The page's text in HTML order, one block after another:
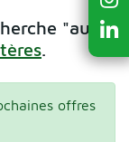
"aux
.
offres